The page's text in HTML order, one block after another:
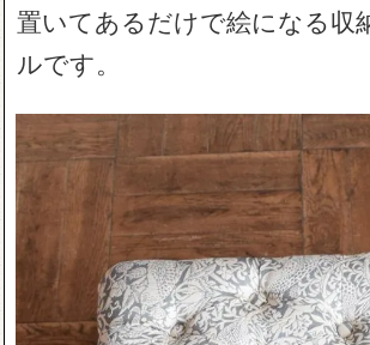
置いてあるだけで絵になる収
ルです。